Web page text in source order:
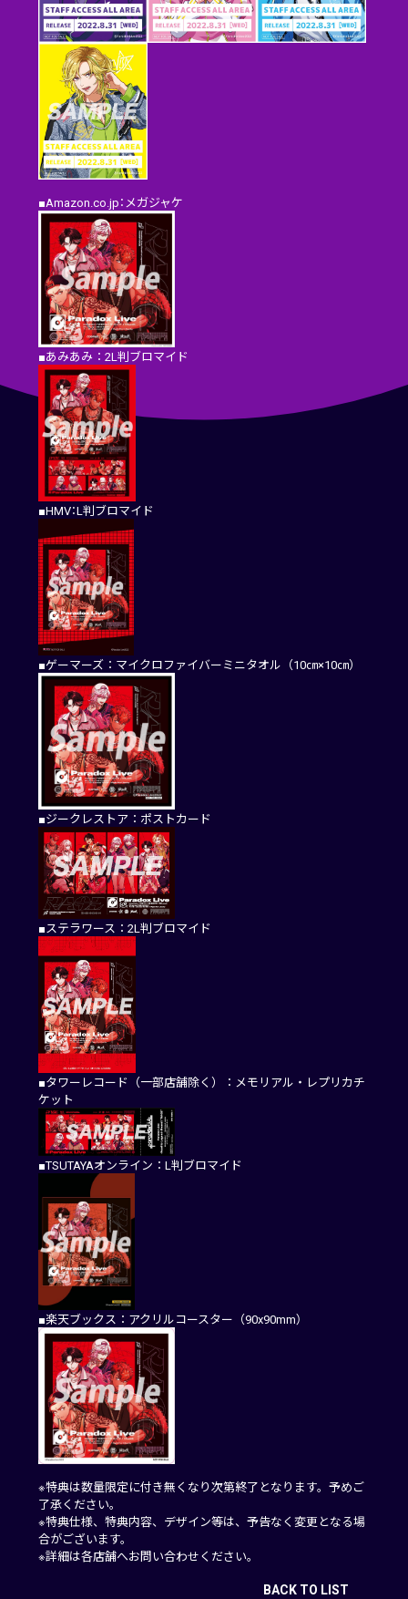
■Amazon.co.jp：メガジャケ
■あみあみ：2L判ブロマイド
■HMV：L判ブロマイド
■ゲーマーズ：マイクロファイバーミニタオル（10㎝×10㎝）
■ジークレストア：ポストカード
■ステラワース：2L判ブロマイド
■タワーレコード（一部店舗除く）：メモリアル・レプリカチ
ケット
■TSUTAYAオンライン：L判ブロマイド
■楽天ブックス：アクリルコースター（90x90mm）
※特典は数量限定に付き無くなり次第終了となります。予めご
了承ください。
※特典仕様、特典内容、デザイン等は、予告なく変更となる場
合がございます。
※詳細は各店舗へお問い合わせください。
BACK TO LIST